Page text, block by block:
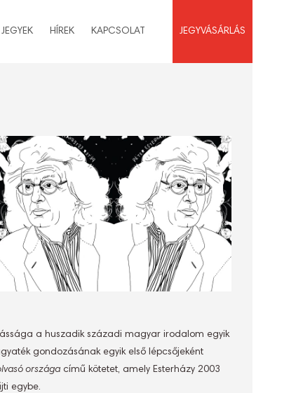
JEGYEK HÍREK KAPCSOLAT JEGYVÁSÁRLÁS
a huszadik századi magyar irodalom egyik
gondozásának egyik első lépcsőjeként
országa című kötetet, amely Esterházy 2003
egybe.